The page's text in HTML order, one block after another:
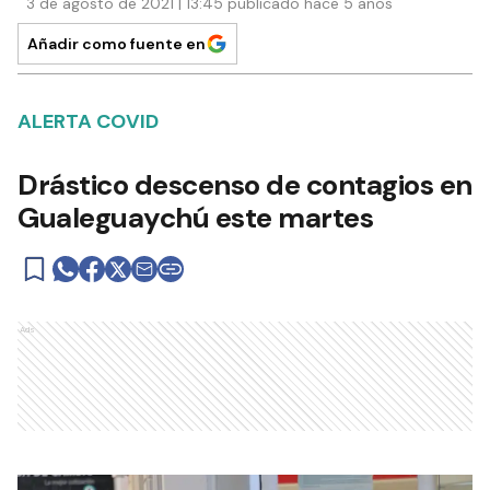
Añadir como fuente en
ALERTA COVID
Drástico descenso de contagios en
Gualeguaychú este martes
Ads